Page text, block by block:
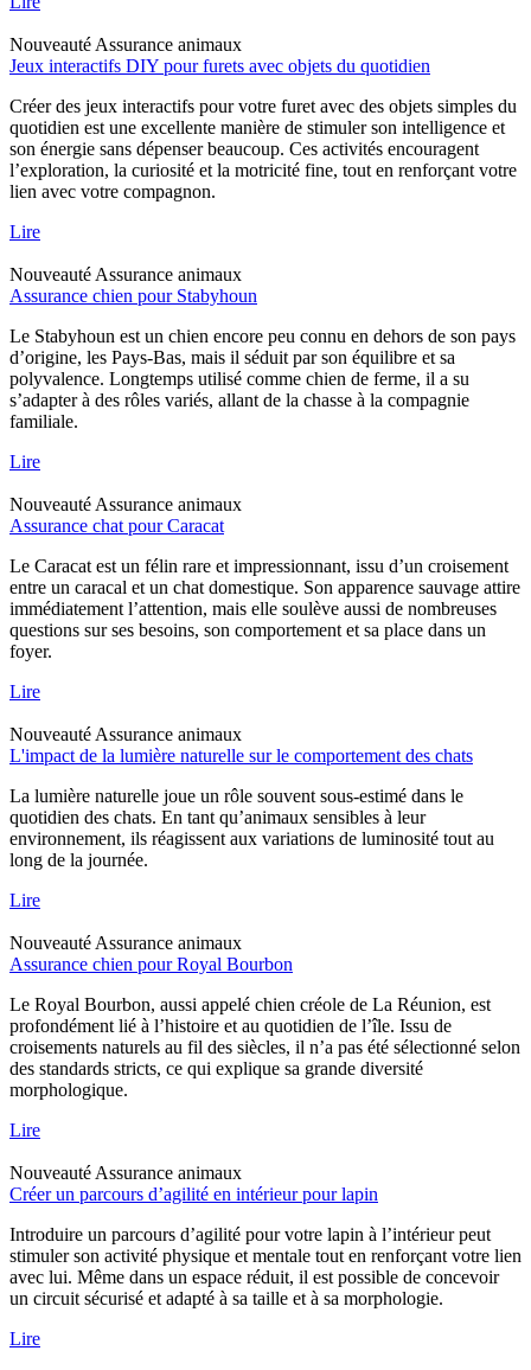
Nouveauté Assurance animaux
Jeux interactifs DIY pour furets avec objets du quotidien
Créer des jeux interactifs pour votre furet avec des objets simples du
quotidien est une excellente manière de stimuler son intelligence et
son énergie sans dépenser beaucoup. Ces activités encouragent
l’exploration, la curiosité et la motricité fine, tout en renforçant votre
lien avec votre compagnon.
Lire
Nouveauté Assurance animaux
Assurance chien pour Stabyhoun
Le Stabyhoun est un chien encore peu connu en dehors de son pays
d’origine, les Pays-Bas, mais il séduit par son équilibre et sa
polyvalence. Longtemps utilisé comme chien de ferme, il a su
s’adapter à des rôles variés, allant de la chasse à la compagnie
familiale.
Lire
Nouveauté Assurance animaux
Assurance chat pour Caracat
Le Caracat est un félin rare et impressionnant, issu d’un croisement
entre un caracal et un chat domestique. Son apparence sauvage attire
immédiatement l’attention, mais elle soulève aussi de nombreuses
questions sur ses besoins, son comportement et sa place dans un
foyer.
Lire
Nouveauté Assurance animaux
L'impact de la lumière naturelle sur le comportement des chats
La lumière naturelle joue un rôle souvent sous-estimé dans le
quotidien des chats. En tant qu’animaux sensibles à leur
environnement, ils réagissent aux variations de luminosité tout au
long de la journée.
Lire
Nouveauté Assurance animaux
Assurance chien pour Royal Bourbon
Le Royal Bourbon, aussi appelé chien créole de La Réunion, est
profondément lié à l’histoire et au quotidien de l’île. Issu de
croisements naturels au fil des siècles, il n’a pas été sélectionné selon
des standards stricts, ce qui explique sa grande diversité
morphologique.
Lire
Nouveauté Assurance animaux
Créer un parcours d’agilité en intérieur pour lapin
Introduire un parcours d’agilité pour votre lapin à l’intérieur peut
stimuler son activité physique et mentale tout en renforçant votre lien
avec lui. Même dans un espace réduit, il est possible de concevoir
un circuit sécurisé et adapté à sa taille et à sa morphologie.
Lire